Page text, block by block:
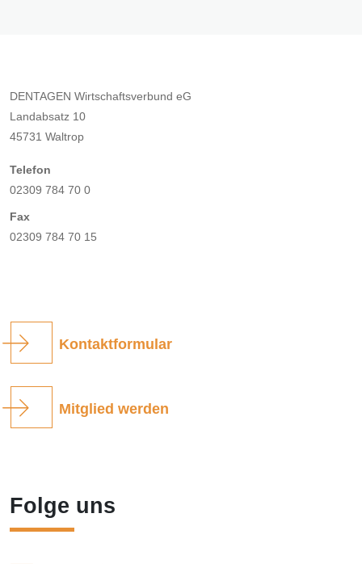
DENTAGEN Wirtschaftsverbund eG
Landabsatz 10
45731 Waltrop
Telefon
02309 784 70 0
Fax
02309 784 70 15
Kontaktformular
Mitglied werden
Folge uns